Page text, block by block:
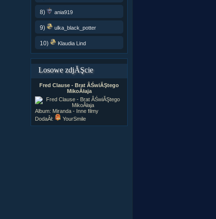
8) ania919
9) ulka_black_potter
10) Klaudia Lind
Losowe zdjĂŞcie
Fred Clause - Brat ÂŚwiĂŞtego
MikoÂłaja
Album: Miranda - Inne filmy
DodaÂł:
YourSmile